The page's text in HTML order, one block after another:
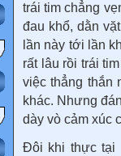
trái tim chẳng
đau khổ, dằn
lần này tới lần
rất lâu rồi trái
việc thẳng thắn
khác. Nhưng
dày vò cảm xúc
Đôi khi thực tại